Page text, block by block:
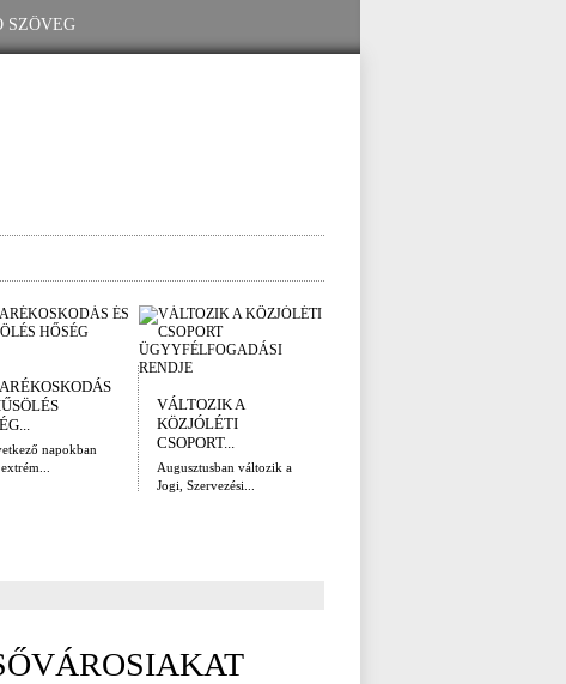
napokban
VÁLTOZIK A
KÖZJÓLÉTI
CSOPORT...
Augusztusban változik a
Jogi, Szervezési...